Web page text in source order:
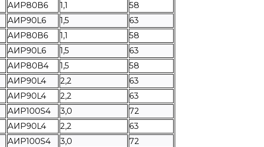
АИР80В6 1,1
58
АИР90L6 1,5 63
АИР80В6 1,1
58
АИР90L6 1,5 63
АИР80В4 1,5
58
АИР90L4 2,2 63
АИР90L4 2,2
63
АИР100S4 3,0 72
АИР90L4 2,2
63
АИР100S4 3,0 72